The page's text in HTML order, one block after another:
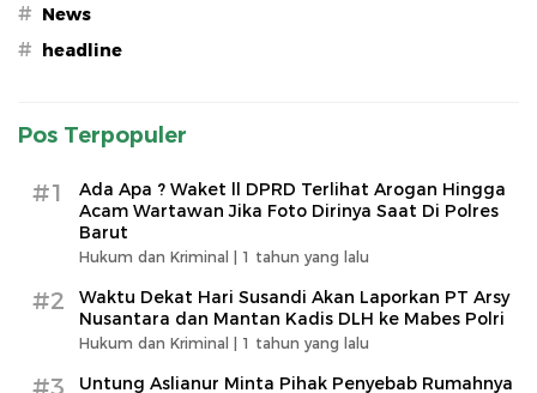
# News
# headline
Pos Terpopuler
#1
Ada Apa ? Waket ll DPRD Terlihat Arogan Hingga
Acam Wartawan Jika Foto Dirinya Saat Di Polres
Barut
Hukum dan Kriminal | 1 tahun yang lalu
#2
Waktu Dekat Hari Susandi Akan Laporkan PT Arsy
Nusantara dan Mantan Kadis DLH ke Mabes Polri
Hukum dan Kriminal | 1 tahun yang lalu
#3
Untung Aslianur Minta Pihak Penyebab Rumahnya